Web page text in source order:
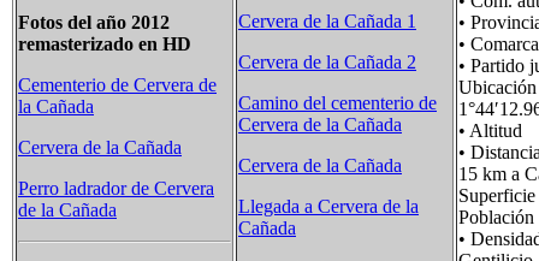
Fotos del año 2012
remasterizado en HD
Cementerio de Cervera de
la Cañada
Cervera de la Cañada
Perro ladrador de Cervera
de la Cañada
Cervera de la Cañada 1
Cervera de la Cañada 2
Camino del cementerio de
Cervera de la Cañada
Cervera de la Cañada
Llegada a Cervera de la
Cañada
•
•
•
•
•
15 km a
•